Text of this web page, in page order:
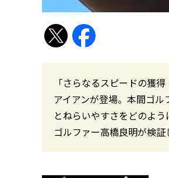
「さらなるスピードの獲
アイアンが登場。本間ゴ
とねらいやすさをどのよ
ゴルファー高橋良明が検証